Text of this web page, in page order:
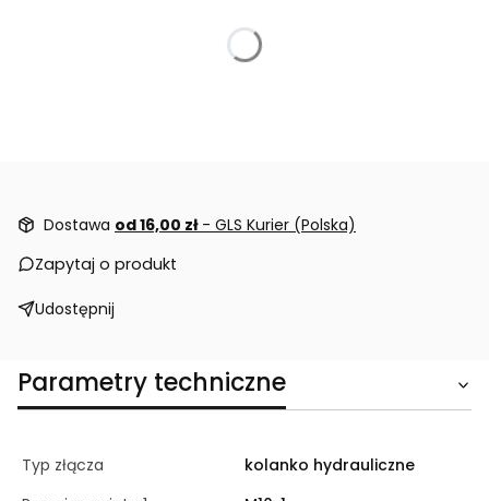
Dostawa od 16,00 zł - GLS Kurier (Polska)
Zapytaj o produkt
Udostępnij
Parametry techniczne
Typ złącza
kolanko hydrauliczne